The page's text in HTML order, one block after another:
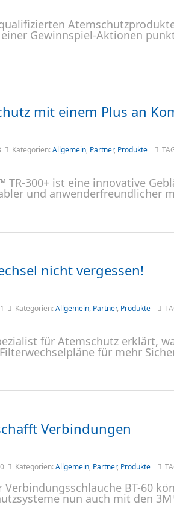
Gewinnspiel-Aktionen
mit einem Plus an
Kategorien:Allgemein, Partner, Produkte
TR-300+ ist eine innovative
und anwenderfreundlicher
nicht vergessen!
Kategorien:Allgemein, Partner, Produkte
für Atemschutz erklärt,
für mehr
Verbindungen
Kategorien:Allgemein, Partner, Produkte
Verbindungsschläuche BT-60
nun auch mit den